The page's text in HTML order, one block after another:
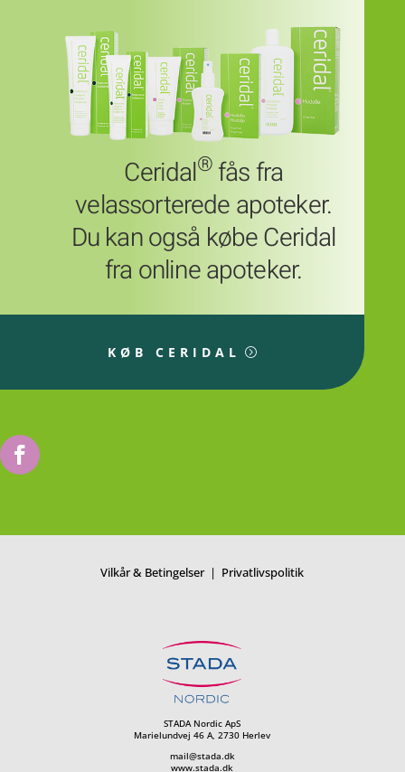
Ceridal®fås fra
velassorterede apoteker.
Du kan også købe Ceridal
fra online apoteker.
KØB CERIDAL
Vilkår & Betingelser| Privatlivspolitik
STADA Nordic ApS
Marielundvej 46 A, 2730 Herlev
mail@stada.dk
www.stada.dk